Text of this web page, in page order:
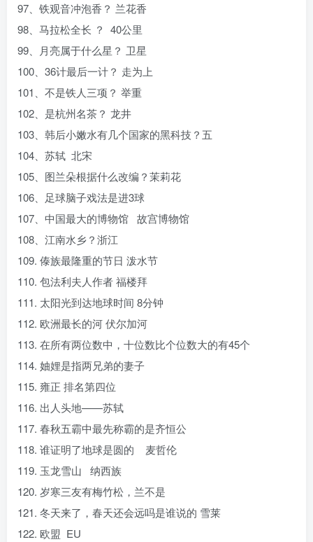
97、铁观音冲泡香？ 兰花香
98、马拉松全长 ？ 40公里
99、月亮属于什么星？ 卫星
100、36计最后一计？ 走为上
101、不是铁人三项？ 举重
102、是杭州名茶？ 龙井
103、韩后小嫩水有几个国家的黑科技？五
104、苏轼 北宋
105、图兰朵根据什么改编？茉莉花
106、足球脑子戏法是进3球
107、中国最大的博物馆 故宫博物馆
108、江南水乡？浙江
109. 傣族最隆重的节日 泼水节
110. 包法利夫人作者 福楼拜
111. 太阳光到达地球时间 8分钟
112. 欧洲最长的河 伏尔加河
113. 在所有两位数中，十位数比个位数大的有45个
114. 妯娌是指两兄弟的妻子
115. 雍正 排名第四位
116. 出人头地——苏轼
117. 春秋五霸中最先称霸的是齐恒公
118. 谁证明了地球是圆的 麦哲伦
119. 玉龙雪山 纳西族
120. 岁寒三友有梅竹松，兰不是
121. 冬天来了，春天还会远吗是谁说的 雪莱
122. 欧盟 EU